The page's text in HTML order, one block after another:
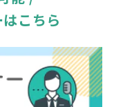
こちら